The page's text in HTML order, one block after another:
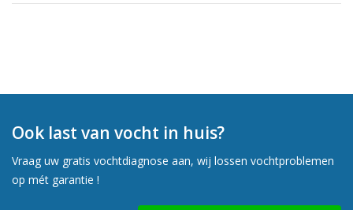
Ook last van vocht in huis?
Vraag uw gratis vochtdiagnose aan, wij lossen vochtproblemen
op mét garantie !